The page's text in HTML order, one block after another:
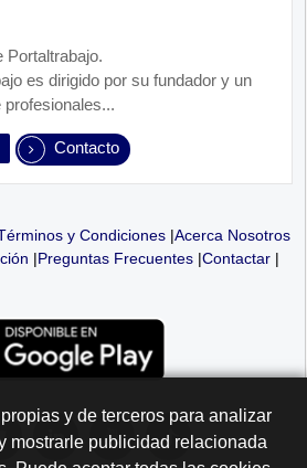
Portaltrabajo.
es dirigido por su fundador y un
profesionales...
Contacto
y Condiciones |Acerca Nosotros
|Preguntas Frecuentes|Contactar|
y de terceros para analizar
mostrarle publicidad relacionada